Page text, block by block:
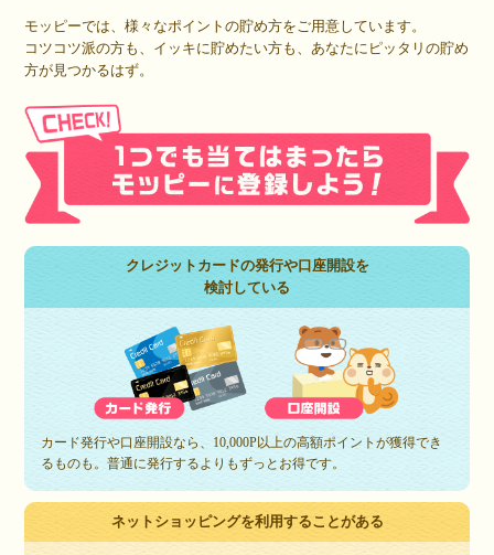
モッピーでは、様々なポイントの貯め方をご用意しています。
コツコツ派の方も、イッキに貯めたい方も、あなたにピッタリの貯め
方が見つかるはず。
クレジットカードの発行や口座開設を
検討している
カード発行や口座開設なら、10,000P以上の高額ポイントが獲得でき
るものも。普通に発行するよりもずっとお得です。
ネットショッピングを利用することがある